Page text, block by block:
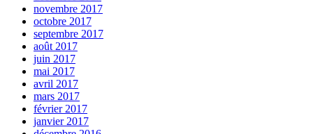
novembre 2017
octobre 2017
septembre 2017
août 2017
juin 2017
mai 2017
avril 2017
mars 2017
février 2017
janvier 2017